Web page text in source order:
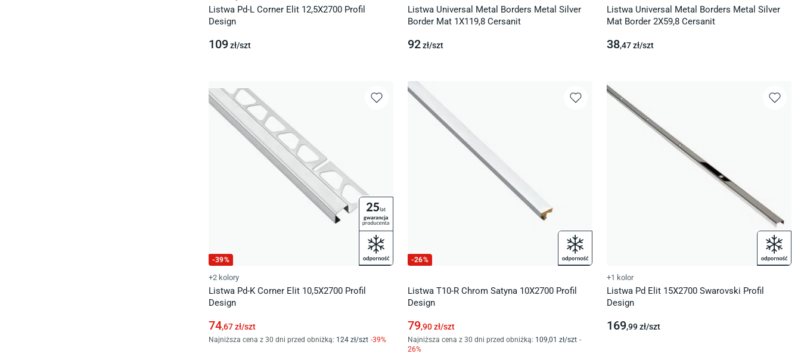
Listwa Pd-L Corner Elit 12,5X2700 Profil
Design
109zł/szt
Listwa Universal Metal Borders Metal Silver
Border Mat 1X119,8 Cersanit
92zł/szt
Listwa Universal Metal Borders Metal Silver
Mat Border 2X59,8 Cersanit
38,47zł/szt
-39%
+2 kolory
Listwa Pd-K Corner Elit 10,5X2700 Profil
Design
74,67zł/szt
Najniższa cena z 30 dni przed obniżką: 124 zł/szt -39%
-26%
Listwa T10-R Chrom Satyna 10X2700 Profil
Design
79,90zł/szt
Najniższa cena z 30 dni przed obniżką: 109,01 zł/szt -
26%
+1 kolor
Listwa Pd Elit 15X2700 Swarovski Profil
Design
169,99zł/szt